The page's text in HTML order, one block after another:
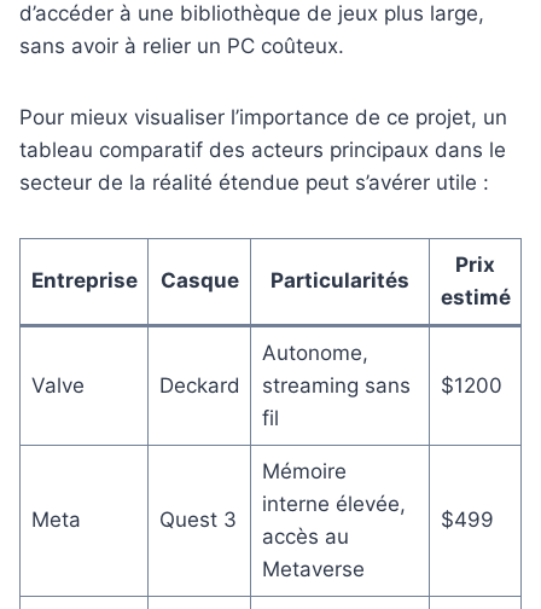
d’accéder à une bibliothèque de jeux plus large,
sans avoir à relier un PC coûteux.
Pour mieux visualiser l’importance de ce projet, un
tableau comparatif des acteurs principaux dans le
secteur de la réalité étendue peut s’avérer utile :
Entreprise Casque Particularités
Prix
estimé
Valve Deckard
Autonome,
streaming sans
fil
$1200
Meta Quest 3
Mémoire
interne élevée,
accès au
Metaverse
$499